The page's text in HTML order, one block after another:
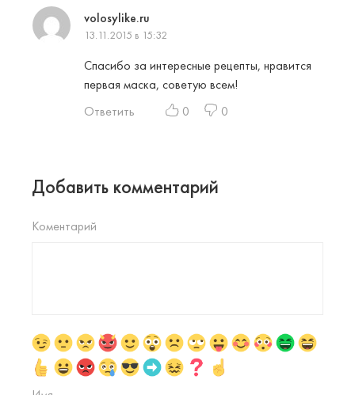
volosylike.ru
13.11.2015 в 15:32
Спасибо за интересные рецепты, нравится
первая маска, советую всем!
Ответить
0 0
Добавить комментарий
Коментарий